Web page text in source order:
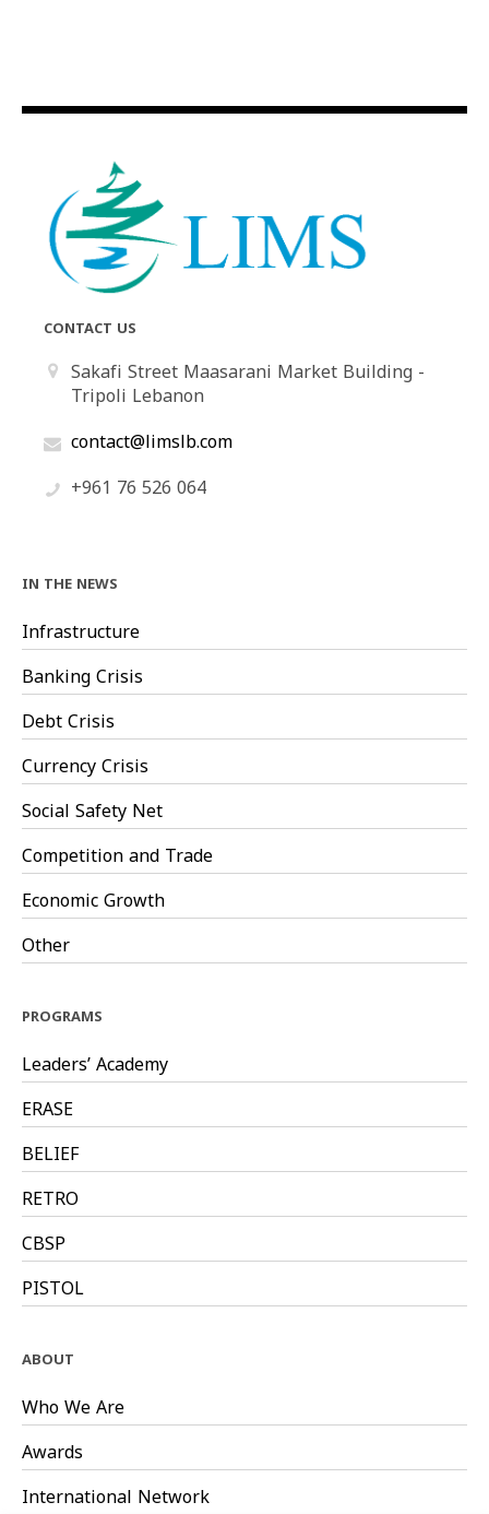
CONTACT US
Sakafi Street Maasarani Market Building -
Tripoli Lebanon
contact@limslb.com
+961 76 526 064
IN THE NEWS
Infrastructure
Banking Crisis
Debt Crisis
Currency Crisis
Social Safety Net
Competition and Trade
Economic Growth
Other
PROGRAMS
Leaders’ Academy
ERASE
BELIEF
RETRO
CBSP
PISTOL
ABOUT
Who We Are
Awards
International Network